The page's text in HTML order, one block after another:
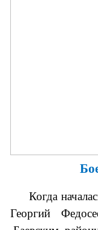
Когда
Георгий